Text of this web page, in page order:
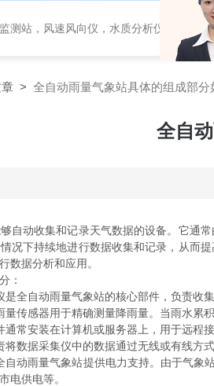
测站，风速风向仪，水质分析仪，气体分
> 全自动雨量气象站具体的组成部分
全自
自动收集和记录天气数据的设备。它通
况下持续地进行数据收集和记录，从而
数据分析和应用。
：
自动雨量气象站的核心部件，负责收集
感器用于精确测量降雨量。当雨水累积
安装在计算机或服务器上，用于远程接
据采集仪中的数据通过无线或有线方式
雨量气象站提供电力支持。由于气象
电供电等。